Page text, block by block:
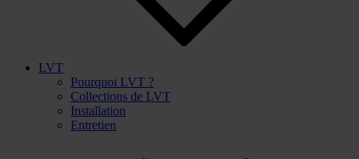
LVT
Pourquoi LVT ?
Collections de LVT
Installation
Entretien